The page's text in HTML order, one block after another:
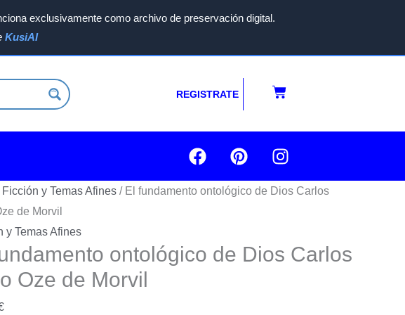
exclusivamente como archivo de preservación digital.
KusiAI
REGISTRATE Carrito
F
a
c
e
o
P
i
n
t
e
I
n
s
t
r
Ficción y Temas Afines / El fundamento ontológico de Dios Carlos
de Morvil
y Temas Afines
ontológico de Dios Carlos
Oze de Morvil